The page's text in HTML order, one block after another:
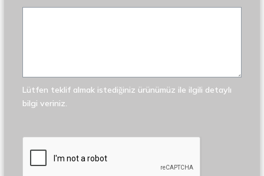
Lütfen teklif almak istediğiniz ürünümüz ile ilgili detaylı
bilgi veriniz.